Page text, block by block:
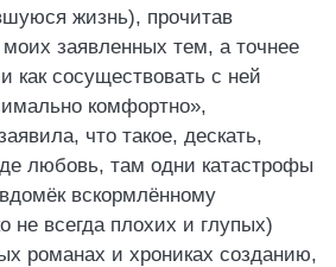
жизнь), прочитав
моих заявленных тем, а точнее
как сосуществовать с ней
комфортно»,
что такое, дескать,
любовь, там одни катастрофы
вскормлённому
не всегда плохих и глупых)
романах и хрониках созданию,